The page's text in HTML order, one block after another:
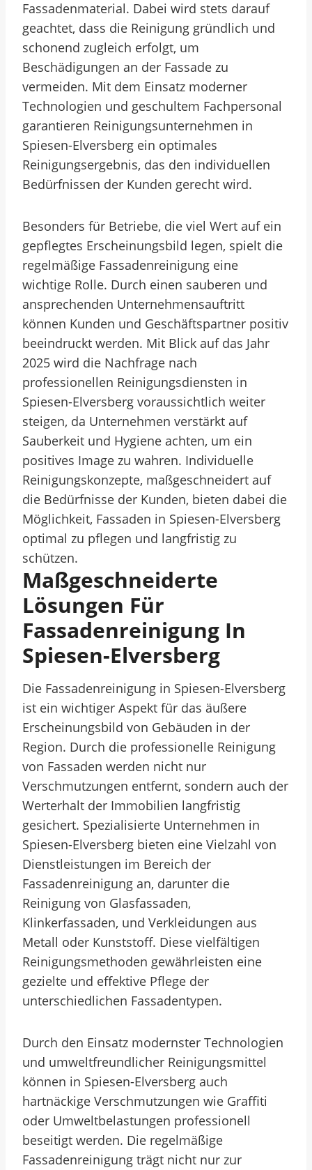
Fassadenmaterial. Dabei wird stets darauf
geachtet, dass die Reinigung gründlich und
schonend zugleich erfolgt, um
Beschädigungen an der Fassade zu
vermeiden. Mit dem Einsatz moderner
Technologien und geschultem Fachpersonal
garantieren Reinigungsunternehmen in
Spiesen-Elversberg ein optimales
Reinigungsergebnis, das den individuellen
Bedürfnissen der Kunden gerecht wird.
Besonders für Betriebe, die viel Wert auf ein
gepflegtes Erscheinungsbild legen, spielt die
regelmäßige Fassadenreinigung eine
wichtige Rolle. Durch einen sauberen und
ansprechenden Unternehmensauftritt
können Kunden und Geschäftspartner positiv
beeindruckt werden. Mit Blick auf das Jahr
2025 wird die Nachfrage nach
professionellen Reinigungsdiensten in
Spiesen-Elversberg voraussichtlich weiter
steigen, da Unternehmen verstärkt auf
Sauberkeit und Hygiene achten, um ein
positives Image zu wahren. Individuelle
Reinigungskonzepte, maßgeschneidert auf
die Bedürfnisse der Kunden, bieten dabei die
Möglichkeit, Fassaden in Spiesen-Elversberg
optimal zu pflegen und langfristig zu
schützen.
Maßgeschneiderte
Lösungen Für
Fassadenreinigung In
Spiesen-Elversberg
Die Fassadenreinigung in Spiesen-Elversberg
ist ein wichtiger Aspekt für das äußere
Erscheinungsbild von Gebäuden in der
Region. Durch die professionelle Reinigung
von Fassaden werden nicht nur
Verschmutzungen entfernt, sondern auch der
Werterhalt der Immobilien langfristig
gesichert. Spezialisierte Unternehmen in
Spiesen-Elversberg bieten eine Vielzahl von
Dienstleistungen im Bereich der
Fassadenreinigung an, darunter die
Reinigung von Glasfassaden,
Klinkerfassaden, und Verkleidungen aus
Metall oder Kunststoff. Diese vielfältigen
Reinigungsmethoden gewährleisten eine
gezielte und effektive Pflege der
unterschiedlichen Fassadentypen.
Durch den Einsatz modernster Technologien
und umweltfreundlicher Reinigungsmittel
können in Spiesen-Elversberg auch
hartnäckige Verschmutzungen wie Graffiti
oder Umweltbelastungen professionell
beseitigt werden. Die regelmäßige
Fassadenreinigung trägt nicht nur zur